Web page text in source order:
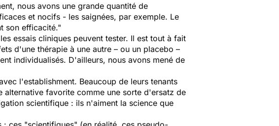
nous avons une grande quantité de
et nocifs - les saignées, par exemple. Le
son efficacité."
essais cliniques peuvent tester. Il est tout à fait
d'une thérapie à une autre – ou un placebo –
individualisés. D'ailleurs, nous avons mené de
l'establishment. Beaucoup de leurs tenants
favorite comme une sorte d'ersatz de
scientifique : ils n'aiment la science que